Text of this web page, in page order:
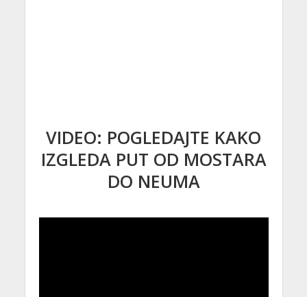
VIDEO: POGLEDAJTE KAKO
IZGLEDA PUT OD MOSTARA
DO NEUMA